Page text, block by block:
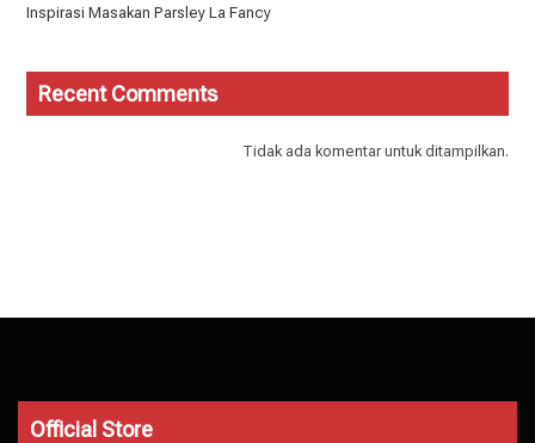
Inspirasi Masakan Parsley La Fancy
Recent Comments
Tidak ada komentar untuk ditampilkan.
Official Store